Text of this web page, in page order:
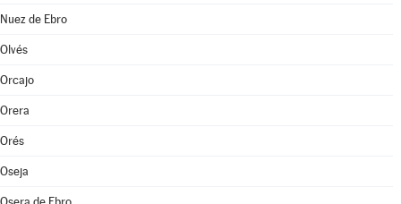
Nuez de Ebro
Olvés
Orcajo
Orera
Orés
Oseja